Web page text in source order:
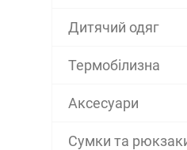
Дитячий одяг
Термобілизна
Аксесуари
Сумки та